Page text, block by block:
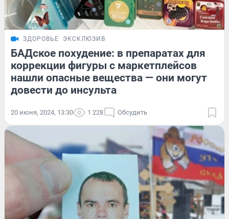
ЗДОРОВЬЕ ЭКСКЛЮЗИВ
БАДское похудение: в препаратах для
коррекции фигуры с маркетплейсов
нашли опасные вещества — они могут
довести до инсульта
20 июня, 2024, 13:30 1 228 Обсудить